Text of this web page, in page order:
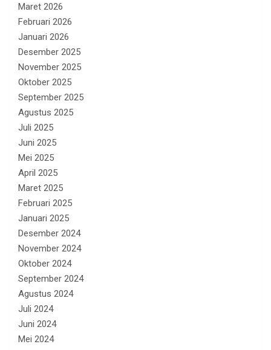
Maret 2026
Februari 2026
Januari 2026
Desember 2025
November 2025
Oktober 2025
September 2025
Agustus 2025
Juli 2025
Juni 2025
Mei 2025
April 2025
Maret 2025
Februari 2025
Januari 2025
Desember 2024
November 2024
Oktober 2024
September 2024
Agustus 2024
Juli 2024
Juni 2024
Mei 2024